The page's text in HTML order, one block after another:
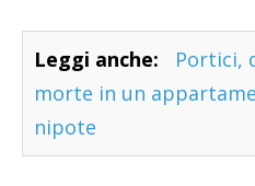
Leggi anche:
Portici,
morte in un
nipote